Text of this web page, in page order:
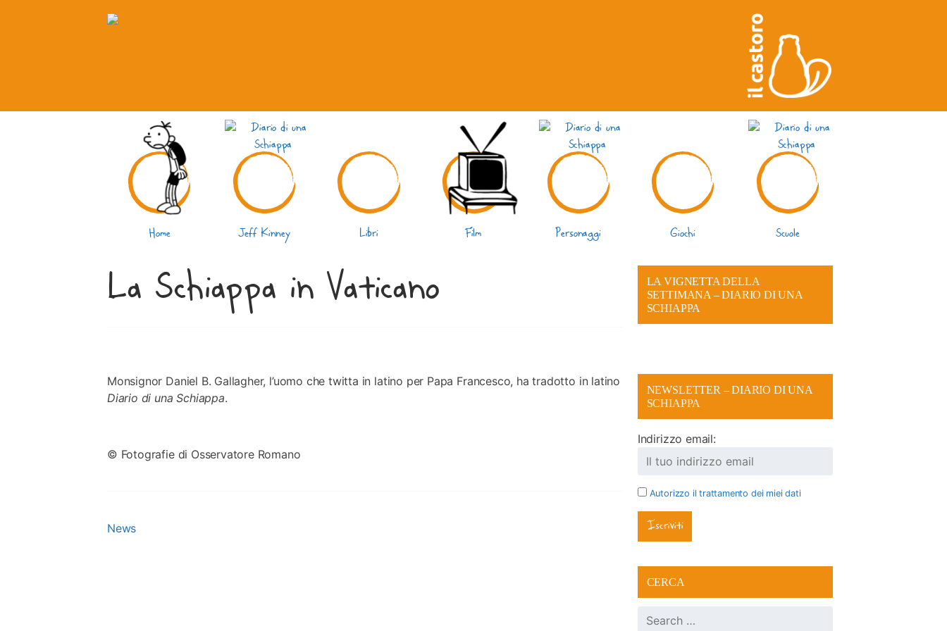
Home Jeff Kinney Libri Film Personaggi Giochi Scuole
La Schiappa in Vaticano
Monsignor Daniel B. Gallagher, l’uomo che twitta in latino per Papa Francesco, ha tradotto in latino
Diario di una Schiappa.
© Fotografie di Osservatore Romano
News
LA VIGNETTA DELLA
SETTIMANA – DIARIO DI UNA
SCHIAPPA
NEWSLETTER – DIARIO DI UNA
SCHIAPPA
Indirizzo email:
Autorizzo il trattamento dei miei dati
CERCA
Ricerca per: